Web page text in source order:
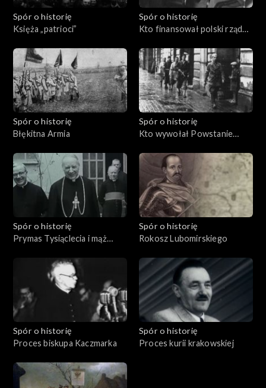
Spór o historię
Księża „patrioci”
Spór o historię
Kto finansował polski rząd
Spór o historię
Błękitna Armia
Spór o historię
Kto wywołał Powstanie
Spór o historię
Prymas Tysiąclecia i mąż
Spór o historię
Rokosz Lubomirskiego
Spór o historię
Proces biskupa Kaczmarka
Spór o historię
Proces kurii krakowskiej